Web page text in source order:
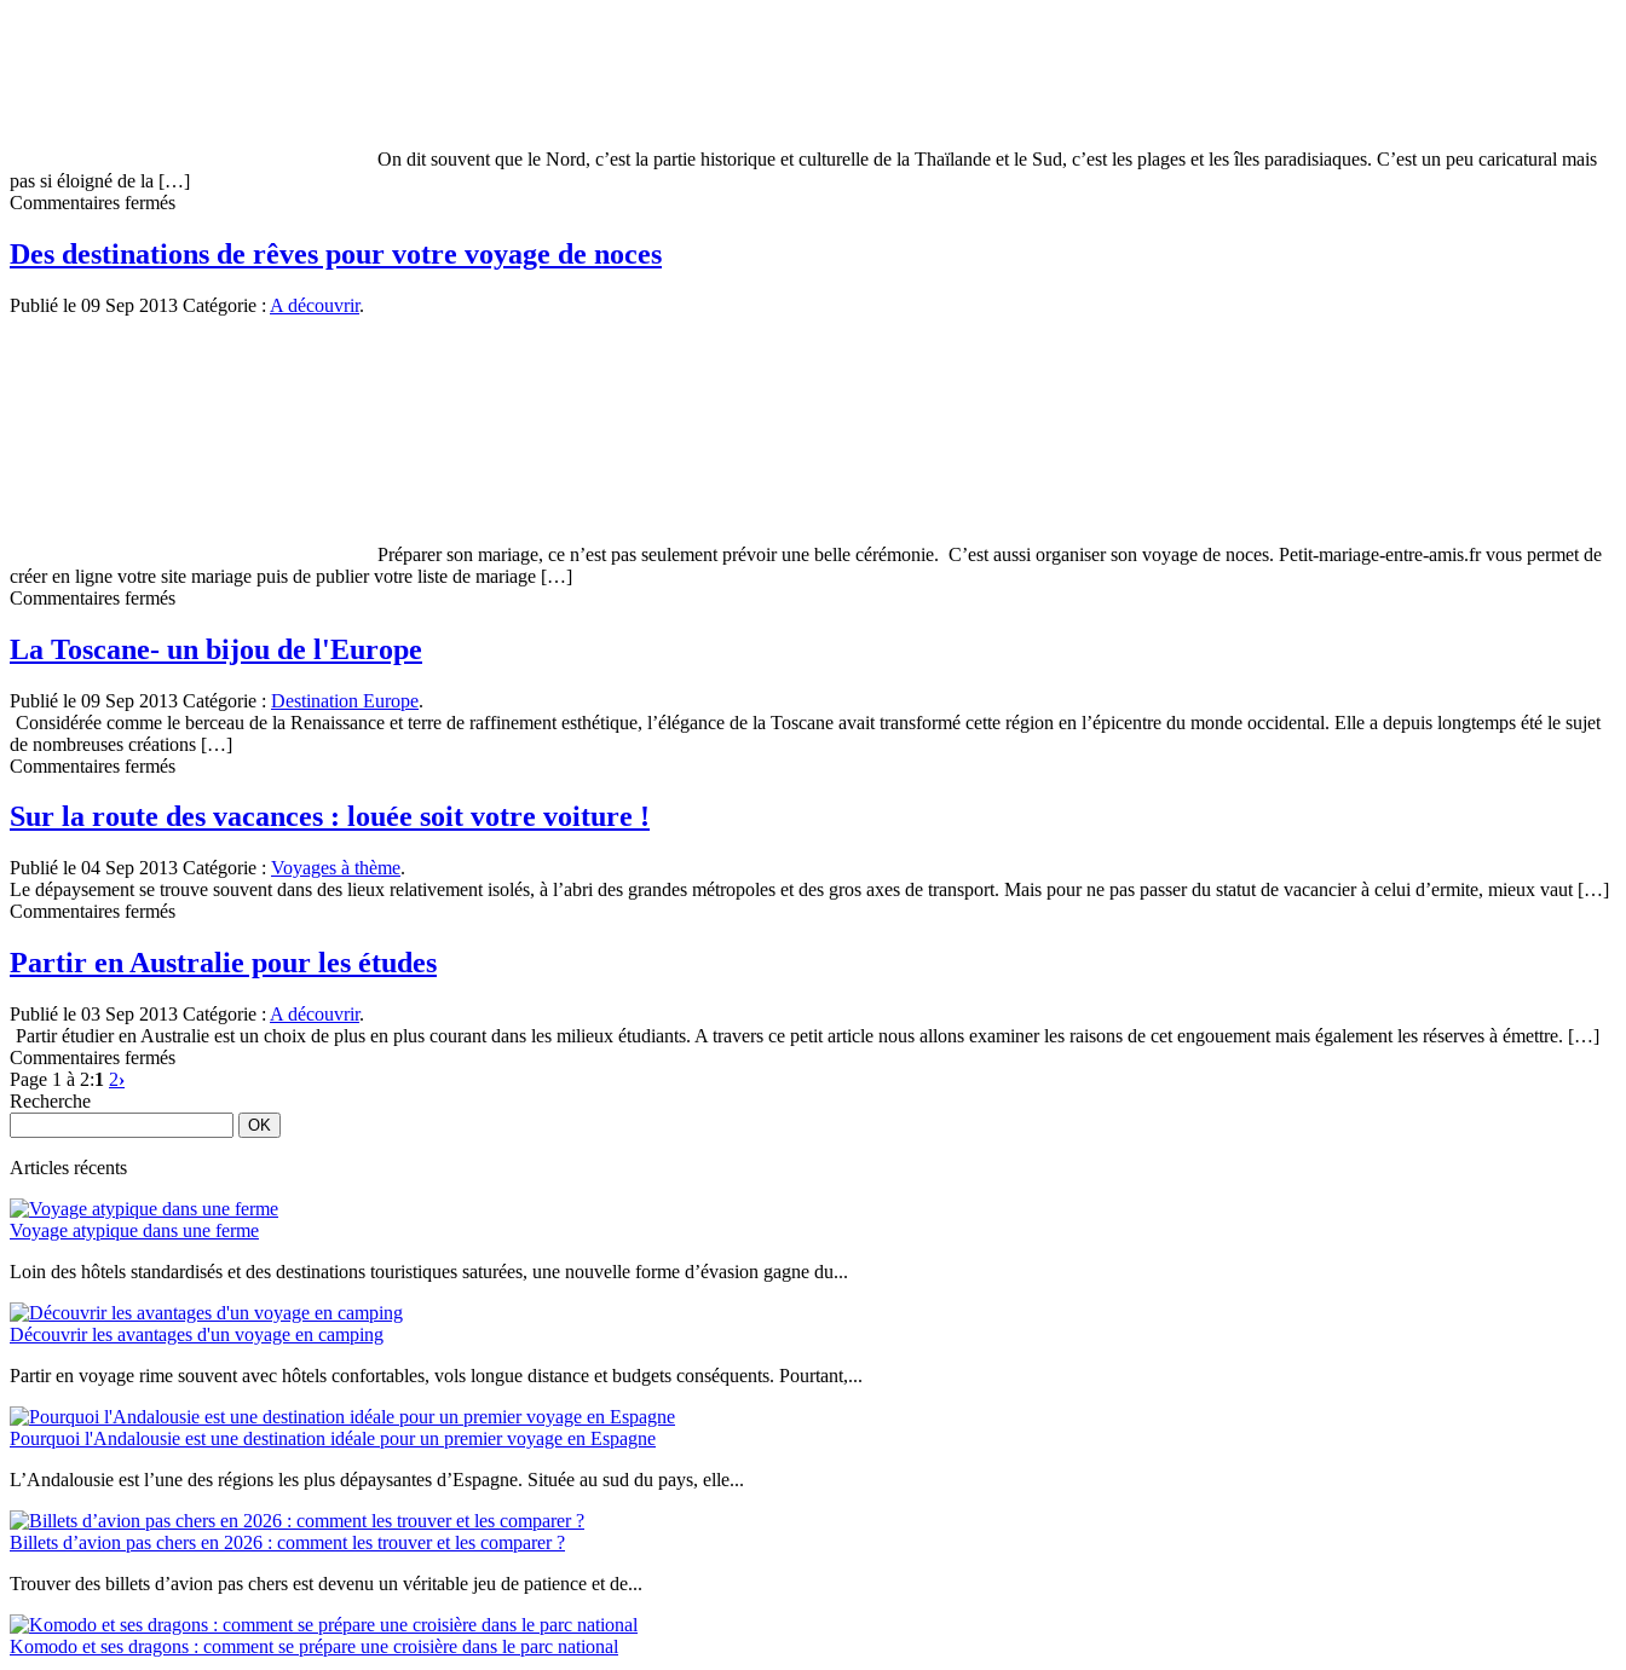
On dit souvent que le Nord, c’est la partie historique et culturelle de la Thaïlande et le Sud, c’est les plages et les îles paradisiaques. C’est un peu caricatural mais
pas si éloigné de la […]
Commentaires ferméssur
Nord
la
Des destinations de rêves pour votre voyage de noces
Publié le 09 Sep 2013 Catégorie : A découvrir.
Préparer son mariage, ce n’est pas seulement prévoir une belle cérémonie. C’est aussi organiser son voyage de noces. Petit-mariage-entre-amis.fr vous permet de
créer en ligne votre site mariage puis de publier votre liste de mariage […]
Commentaires ferméssur
destinations
de
pour
votre
voyage
de
La Toscane- un bijou de l'Europe
Publié le 09 Sep 2013 Catégorie : Destination Europe.
Considérée comme le berceau de la Renaissance et terre de raffinement esthétique, l’élégance de la Toscane avait transformé cette région en l’épicentre du monde occidental. Elle a depuis longtemps été le sujet
de nombreuses créations […]
Commentaires ferméssur
Toscane-
un
de
l’Europe
Sur la route des vacances : louée soit votre voiture !
Publié le 04 Sep 2013 Catégorie : Voyages à thème.
Le dépaysement se trouve souvent dans des lieux relativement isolés, à l’abri des grandes métropoles et des gros axes de transport. Mais pour ne pas passer du statut de vacancier à celui d’ermite, mieux vaut […]
Commentaires ferméssur
la
route
vacances
:
louée
Partir en Australie pour les études
Publié le 03 Sep 2013 Catégorie : A découvrir.
Partir étudier en Australie est un choix de plus en plus courant dans les milieux étudiants. A travers ce petit article nous allons examiner les raisons de cet engouement mais également les réserves à émettre. […]
Commentaires ferméssur
Australie
pour
Page 1 à 2:1 2›
Recherche
Articles récents
Voyage atypique dans une ferme
Loin des hôtels standardisés et des destinations touristiques saturées, une nouvelle forme d’évasion gagne du...
Découvrir les avantages d'un voyage en camping
Partir en voyage rime souvent avec hôtels confortables, vols longue distance et budgets conséquents. Pourtant,...
Pourquoi l'Andalousie est une destination idéale pour un premier voyage en Espagne
L’Andalousie est l’une des régions les plus dépaysantes d’Espagne. Située au sud du pays, elle...
Billets d’avion pas chers en 2026 : comment les trouver et les comparer ?
Trouver des billets d’avion pas chers est devenu un véritable jeu de patience et de...
Komodo et ses dragons : comment se prépare une croisière dans le parc national